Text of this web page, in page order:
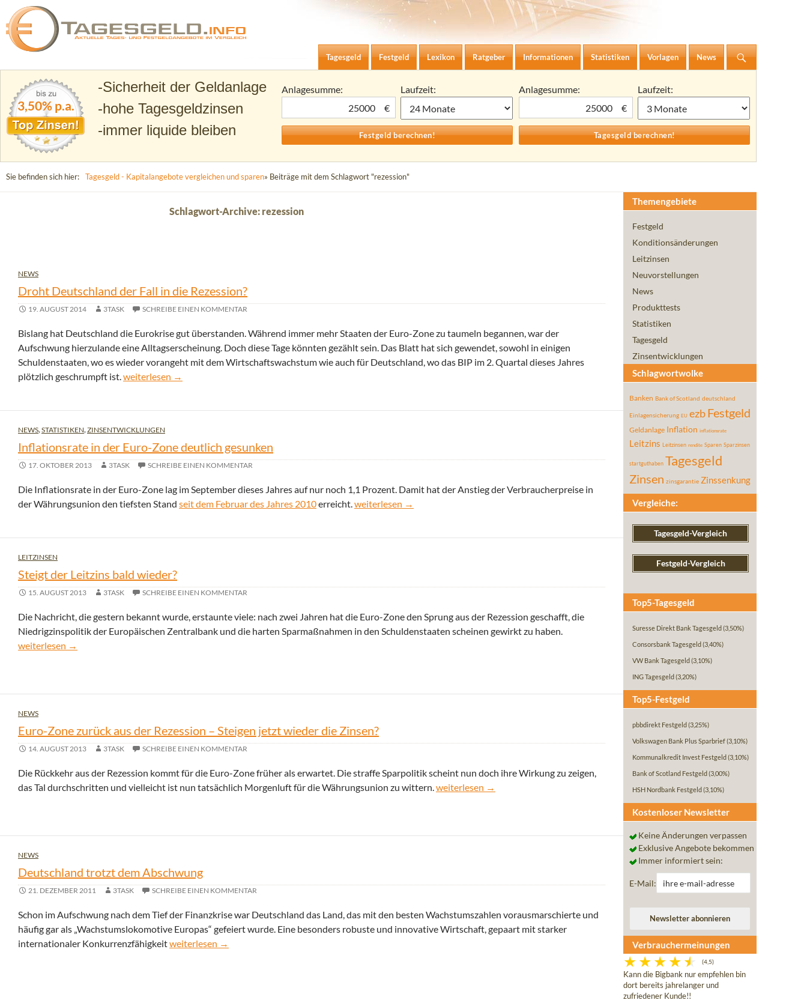
Tagesgeld.info – Tagesgeldkonten vergleichen und Tagesgeld-Zinsen berechnen
Zum Inhalt springen
Tagesgeld
Festgeld Lexikon Ratgeber Informationen Statistiken Vorlagen News
3,50% p.a.
Sicherheit der Geldanlage
hohe Tagesgeldzinsen
immer liquide bleiben
Anlagesumme:
€
Laufzeit:
Anlagesumme:
€
Laufzeit:
Sie befinden sich hier: Tagesgeld - Kapitalangebote vergleichen und sparen» Beiträge mit dem Schlagwort "rezession"
Schlagwort-Archive: rezession
NEWS
Droht Deutschland der Fall in die Rezession?
19. AUGUST 2014 3TASK SCHREIBE EINEN KOMMENTAR
Bislang hat Deutschland die Eurokrise gut überstanden. Während immer mehr Staaten der Euro-Zone zu taumeln begannen, war der
Aufschwung hierzulande eine Alltagserscheinung. Doch diese Tage könnten gezählt sein. Das Blatt hat sich gewendet, sowohl in einigen
Schuldenstaaten, wo es wieder vorangeht mit dem Wirtschaftswachstum wie auch für Deutschland, wo das BIP im 2. Quartal dieses Jahres
plötzlich geschrumpft ist.Droht Deutschland der Fall in die Rezession?
weiterlesen →
NEWS,STATISTIKEN,ZINSENTWICKLUNGEN
Inflationsrate in der Euro-Zone deutlich gesunken
17. OKTOBER 2013 3TASK SCHREIBE EINEN KOMMENTAR
Die Inflationsrate in der Euro-Zone lag im September dieses Jahres auf nur noch 1,1 Prozent. Damit hat der Anstieg der Verbraucherpreise in
der Währungsunion den tiefsten Stand seit dem Februar des Jahres 2010erreicht.Inflationsrate in der Euro-Zone deutlich gesunken
weiterlesen →
LEITZINSEN
Steigt der Leitzins bald wieder?
15. AUGUST 2013 3TASK SCHREIBE EINEN KOMMENTAR
Die Nachricht, die gestern bekannt wurde, erstaunte viele: nach zwei Jahren hat die Euro-Zone den Sprung aus der Rezession geschafft, die
Niedrigzinspolitik der Europäischen Zentralbank und die harten Sparmaßnahmen in den Schuldenstaaten scheinen gewirkt zu haben.
Steigt der Leitzins bald wieder?
weiterlesen →
NEWS
Euro-Zone zurück aus der Rezession – Steigen jetzt wieder die Zinsen?
14. AUGUST 2013 3TASK SCHREIBE EINEN KOMMENTAR
Die Rückkehr aus der Rezession kommt für die Euro-Zone früher als erwartet. Die straffe Sparpolitik scheint nun doch ihre Wirkung zu zeigen,
das Tal durchschritten und vielleicht ist nun tatsächlich Morgenluft für die Währungsunion zu wittern.Euro-Zone zurück aus der Rezession – Steigen jetzt wieder die Zinsen?
weiterlesen →
NEWS
Deutschland trotzt dem Abschwung
21. DEZEMBER 2011 3TASK SCHREIBE EINEN KOMMENTAR
Schon im Aufschwung nach dem Tief der Finanzkrise war Deutschland das Land, das mit den besten Wachstumszahlen vorausmarschierte und
häufig gar als „Wachstumslokomotive Europas“ gefeiert wurde. Eine besonders robuste und innovative Wirtschaft, gepaart mit starker
internationaler KonkurrenzfähigkeitDeutschland trotzt dem Abschwung
weiterlesen →
Themengebiete
Festgeld
Konditionsänderungen
Leitzinsen
Neuvorstellungen
News
Produkttests
Statistiken
Tagesgeld
Zinsentwicklungen
Schlagwortwolke
Banken Bank of Scotland deutschland
Einlagensicherung EU ezbFestgeld
Geldanlage Inflation inflationsrate
Leitzins Leitzinsen rendite Sparen Sparzinsen
startguthaben Tagesgeld
Zinsen zinsgarantie Zinssenkung
Vergleiche:
Tagesgeld-Vergleich
Festgeld-Vergleich
Top5-Tagesgeld
Suresse Direkt Bank Tagesgeld (3,50%)
Consorsbank Tagesgeld (3,40%)
VW Bank Tagesgeld (3,10%)
ING Tagesgeld (3,20%)
Top5-Festgeld
pbbdirekt Festgeld (3,25%)
Volkswagen Bank Plus Sparbrief(3,10%)
Kommunalkredit Invest Festgeld (3,10%)
Bank of Scotland Festgeld (3,00%)
HSH Nordbank Festgeld (3,10%)
Kostenloser Newsletter
Keine Änderungen verpassen
Exklusive Angebote bekommen
Immer informiert sein:
E-Mail:
Verbrauchermeinungen
(4,5)
Kann die Bigbank nur empfehlen bin
dort bereits jahrelanger und
zufriedener Kunde!!